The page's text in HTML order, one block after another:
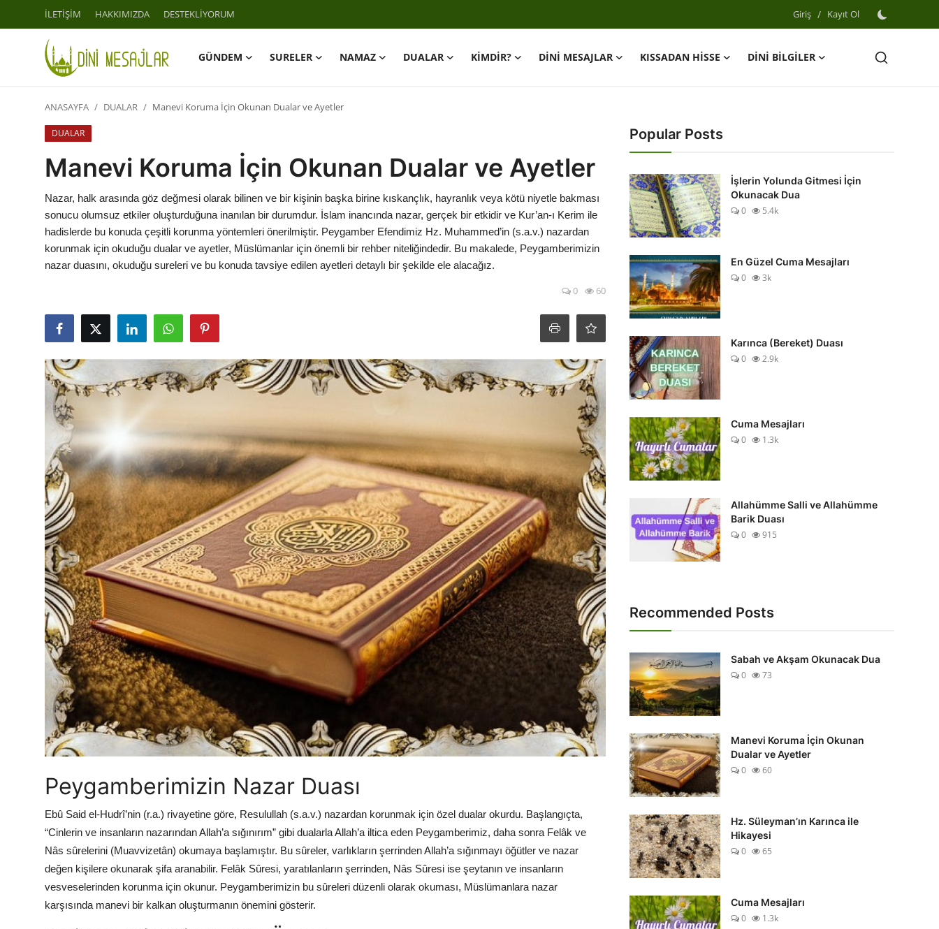
İLETİŞİM HAKKIMIZDA DESTEKLİYORUM Giriş / Kayıt Ol
GÜNDEM SURELER NAMAZ DUALAR KİMDİR? DİNİ MESAJLAR KISSADAN HİSSE
DİNİ BİLGİLER
Giriş
DESTEKLİYORUM
SURELER
DUALAR
KİMDİR?
DİNİ MESAJLAR
KISSADAN HİSSE
DİNİ BİLGİLER
ANASAYFA DUALAR Manevi Koruma İçin Okunan Dualar ve Ayetler
DUALAR
Manevi Koruma İçin Okunan Dualar ve Ayetler
Nazar, halk arasında göz değmesi olarak bilinen ve bir kişinin başka birine kıskançlık, hayranlık veya kötü niyetle bakması
sonucu olumsuz etkiler oluşturduğuna inanılan bir durumdur. İslam inancında nazar, gerçek bir etkidir ve Kur’an-ı Kerim ile
hadislerde bu konuda çeşitli korunma yöntemleri önerilmiştir. Peygamber Efendimiz Hz. Muhammed’in (s.a.v.) nazardan
korunmak için okuduğu dualar ve ayetler, Müslümanlar için önemli bir rehber niteliğindedir. Bu makalede, Peygamberimizin
nazar duasını, okuduğu sureleri ve bu konuda tavsiye edilen ayetleri detaylı bir şekilde ele alacağız.
0 60
Peygamberimizin Nazar Duası
Ebû Said el-Hudrî’nin (r.a.) rivayetine göre, Resulullah (s.a.v.) nazardan korunmak için özel dualar okurdu. Başlangıçta,
“Cinlerin ve insanların nazarından Allah’a sığınırım” gibi dualarla Allah’a iltica eden Peygamberimiz, daha sonra Felâk ve
Nâs sûrelerini (Muavvizetân) okumaya başlamıştır. Bu sûreler, varlıkların şerrinden Allah’a sığınmayı öğütler ve nazar
değen kişilere okunarak şifa aranabilir. Felâk Sûresi, yaratılanların şerrinden, Nâs Sûresi ise şeytanın ve insanların
vesveselerinden korunma için okunur. Peygamberimizin bu sûreleri düzenli olarak okuması, Müslümanlara nazar
karşısında manevi bir kalkan oluşturmanın önemini gösterir.
Popular Posts
İşlerin Yolunda Gitmesi İçin
Okunacak Dua
0
5.4k
En Güzel Cuma Mesajları
0
3k
Karınca (Bereket) Duası
0
2.9k
Cuma Mesajları
0
1.3k
Allahümme Salli ve Allahümme
Barik Duası
0
915
Recommended Posts
Sabah ve Akşam Okunacak Dua
0
73
Manevi Koruma İçin Okunan
Dualar ve Ayetler
0
60
Hz. Süleyman’ın Karınca ile
Hikayesi
0
65
Cuma Mesajları
0
1.3k